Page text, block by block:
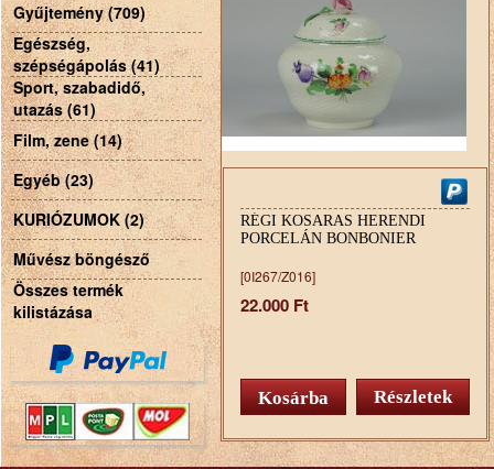
Gyűjtemény (709)
Egészség,
szépségápolás (41)
Sport, szabadidő,
utazás (61)
Film, zene (14)
Egyéb (23)
KURIÓZUMOK (2)
Művész böngésző
Összes termék
kilistázása
RÉGI KOSARAS HERENDI
PORCELÁN BONBONIER
[0I267/Z016]
22.000 Ft
Részletek